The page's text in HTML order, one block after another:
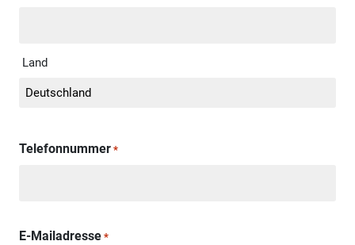
Land
Telefonnummer *
E-Mailadresse *